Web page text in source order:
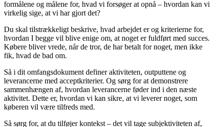
formålene og målene for, hvad vi forsøger at opnå – hvordan kan vi
virkelig sige, at vi har gjort det?
Du skal tilstrækkeligt beskrive, hvad arbejdet er og kriterierne for,
hvordan I begge vil blive enige om, at noget er fuldført med succes.
Købere bliver vrede, når de tror, de har betalt for noget, men ikke
fik, hvad de bad om.
Så i dit omfangsdokument definer aktiviteten, outputtene og
leverancerne med acceptkriterier. Og sørg for at demonstrere
sammenhængen af, hvordan leverancerne føder ind i den næste
aktivitet. Dette er, hvordan vi kan sikre, at vi leverer noget, som
køberen vil være tilfreds med.
Så sørg for, at du tilføjer kontekst – det vil tage subjektiviteten af,